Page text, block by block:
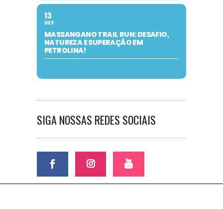
13
DEZ
MASSANGANO TRAIL RUN: DESAFIO,
NATUREZA E SUPERAÇÃO EM
PETROLINA!
SIGA NOSSAS REDES SOCIAIS